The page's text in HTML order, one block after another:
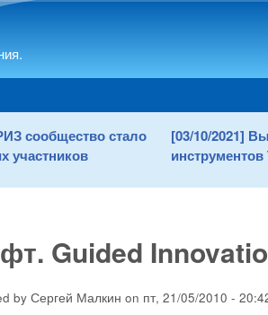
сообщество стало
участников
[03/10/2021]
Guided
by Сергей Малкин on пт, 21/05/2010 -